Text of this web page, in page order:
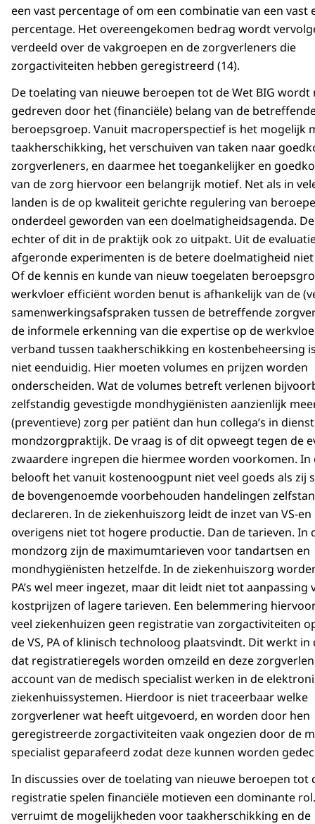
een vast percentage of om een combinatie van een vast
percentage. Het overeengekomen bedrag wordt
verdeeld over de vakgroepen en de zorgverleners die
zorgactiviteiten hebben geregistreerd (14).
De toelating van nieuwe beroepen tot de Wet BIG wordt
gedreven door het (financiële) belang van de
beroepsgroep. Vanuit macroperspectief is het mogelijk
taakherschikking, het verschuiven van taken naar
zorgverleners, en daarmee het toegankelijker en
van de zorg hiervoor een belangrijk motief. Net als in
landen is de op kwaliteit gerichte regulering van
onderdeel geworden van een doelmatigheidsagenda.
echter of dit in de praktijk ook zo uitpakt. Uit de
afgeronde experimenten is de betere doelmatigheid
Of de kennis en kunde van nieuw toegelaten
werkvloer efficiënt worden benut is afhankelijk van de
samenwerkingsafspraken tussen de betreffende
de informele erkenning van die expertise op de
verband tussen taakherschikking en kostenbeheersing
niet eenduidig. Hier moeten volumes en prijzen worden
onderscheiden. Wat de volumes betreft verlenen
zelfstandig gevestigde mondhygiënisten aanzienlijk
(preventieve) zorg per patiënt dan hun collega’s in
mondzorgpraktijk. De vraag is of dit opweegt tegen de
zwaardere ingrepen die hiermee worden voorkomen. In
belooft het vanuit kostenoogpunt niet veel goeds als zij
de bovengenoemde voorbehouden handelingen
declareren. In de ziekenhuiszorg leidt de inzet van VS-en
overigens niet tot hogere productie. Dan de tarieven. In
mondzorg zijn de maximumtarieven voor tandartsen en
mondhygiënisten hetzelfde. In de ziekenhuiszorg
PA’s wel meer ingezet, maar dit leidt niet tot aanpassing
kostprijzen of lagere tarieven. Een belemmering
veel ziekenhuizen geen registratie van zorgactiviteiten
de VS, PA of klinisch technoloog plaatsvindt. Dit werkt in
dat registratieregels worden omzeild en deze
account van de medisch specialist werken in de
ziekenhuissystemen. Hierdoor is niet traceerbaar welke
zorgverlener wat heeft uitgevoerd, en worden door hen
geregistreerde zorgactiviteiten vaak ongezien door de
specialist geparafeerd zodat deze kunnen worden
In discussies over de toelating van nieuwe beroepen tot
registratie spelen financiële motieven een dominante
verruimt de mogelijkheden voor taakherschikking en de